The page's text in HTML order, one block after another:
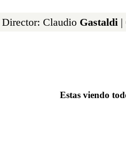
Director: Claudio Gastaldi |
Estas viendo